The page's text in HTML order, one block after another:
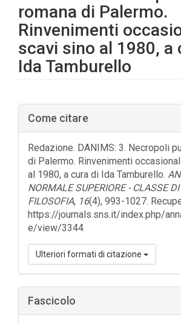
romana di Palermo.
Rinvenimenti
scavi sino al 1980, a
Ida Tamburello
Barra
laterale
dell'articolo
Come citare
Redazione. DANIMS: 3. Necropoli
di Palermo. Rinvenimenti
al 1980, a cura di Ida Tamburello.
NORMALE SUPERIORE - CLASSE
FILOSOFIA, 16(4), 993-1027.
https://journals.sns.it/index.php/
e/view/3344
Ulteriori formati di citazione
Fascicolo